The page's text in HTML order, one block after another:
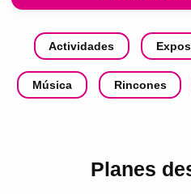
Actividades
Música Rincones
Planes